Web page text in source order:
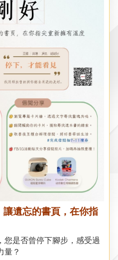
遺忘的書頁，在你指
您是否曾停下腳步，感受過
量？